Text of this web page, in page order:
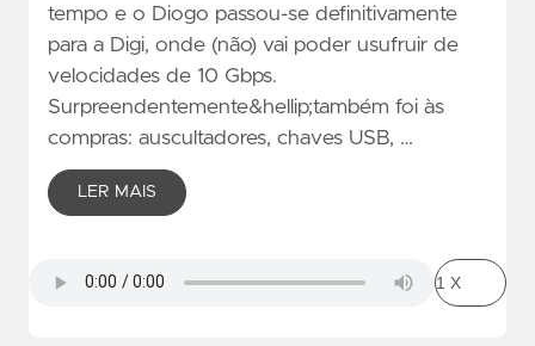
tempo e o Diogo passou-se definitivamente
para a Digi, onde (não) vai poder usufruir de
velocidades de 10 Gbps.
Surpreendentemente&hellip;também foi às
compras: auscultadores, chaves USB, …
LER MAIS